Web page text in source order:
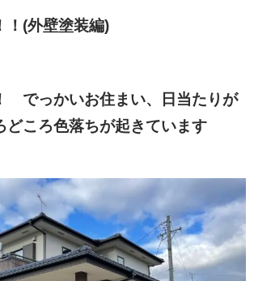
(外壁塗装編)
でっかいお住まい、日当たりが
どころ色落ちが起きています